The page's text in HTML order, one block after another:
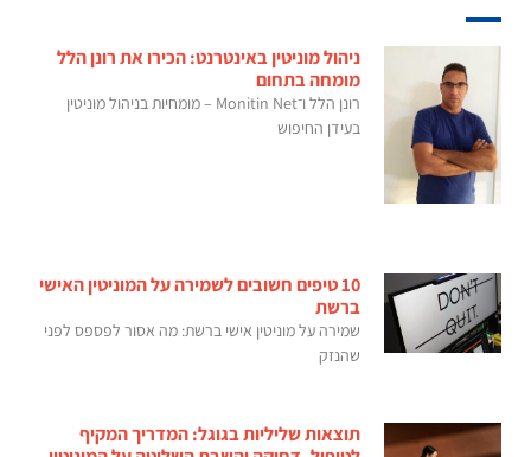
ניהול מוניטין באינטרנט: הכירו את רונן הלל
מומחה בתחום
רונן הלל ו־Monitin Net – מומחיות בניהול מוניטין
בעידן החיפוש
10 טיפים חשובים לשמירה על המוניטין האישי
ברשת
שמירה על מוניטין אישי ברשת: מה אסור לפספס לפני
שהנזק
תוצאות שליליות בגוגל: המדריך המקיף